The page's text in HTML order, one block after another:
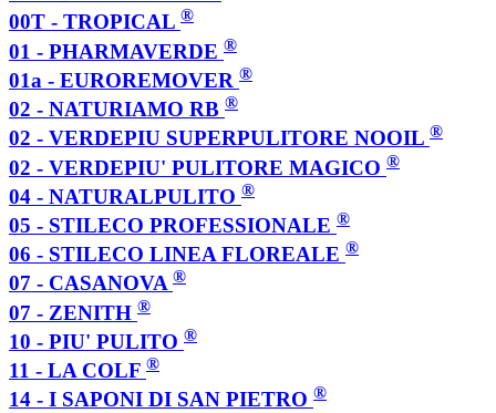
00T - TROPICAL ®
01 - PHARMAVERDE ®
01a - EUROREMOVER ®
02 - NATURIAMO RB ®
02 - VERDEPIU SUPERPULITORE NOOIL ®
02 - VERDEPIU' PULITORE MAGICO ®
04 - NATURALPULITO ®
05 - STILECO PROFESSIONALE ®
06 - STILECO LINEA FLOREALE ®
07 - CASANOVA ®
07 - ZENITH ®
10 - PIU' PULITO ®
11 - LA COLF ®
14 - I SAPONI DI SAN PIETRO ®